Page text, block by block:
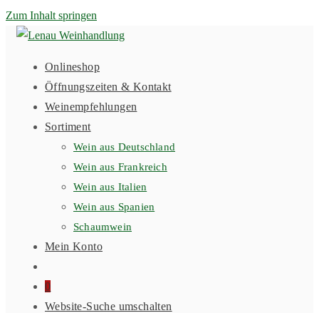
Zum Inhalt springen
Onlineshop
Öffnungszeiten & Kontakt
Weinempfehlungen
Sortiment
Wein aus Deutschland
Wein aus Frankreich
Wein aus Italien
Wein aus Spanien
Schaumwein
Mein Konto
0
Website-Suche umschalten